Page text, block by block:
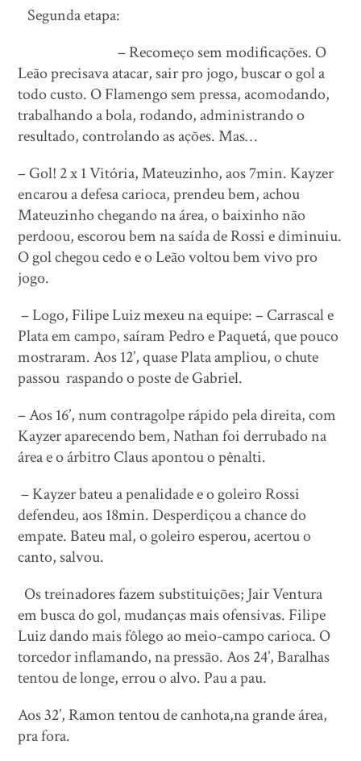
Segunda etapa:
– Recomeço sem modificações. O
Leão precisava atacar, sair pro jogo, buscar o gol a
todo custo. O Flamengo sem pressa, acomodando,
trabalhando a bola, rodando, administrando o
resultado, controlando as ações. Mas…
– Gol! 2 x 1 Vitória, Mateuzinho, aos 7min. Kayzer
encarou a defesa carioca, prendeu bem, achou
Mateuzinho chegando na área, o baixinho não
perdoou, escorou bem na saída de Rossi e diminuiu.
O gol chegou cedo e o Leão voltou bem vivo pro
jogo.
– Logo, Filipe Luiz mexeu na equipe: – Carrascal e
Plata em campo, saíram Pedro e Paquetá, que pouco
mostraram. Aos 12’, quase Plata ampliou, o chute
passou raspando o poste de Gabriel.
– Aos 16’, num contragolpe rápido pela direita, com
Kayzer aparecendo bem, Nathan foi derrubado na
área e o árbitro Claus apontou o pênalti.
– Kayzer bateu a penalidade e o goleiro Rossi
defendeu, aos 18min. Desperdiçou a chance do
empate. Bateu mal, o goleiro esperou, acertou o
canto, salvou.
Os treinadores fazem substituições; Jair Ventura
em busca do gol, mudanças mais ofensivas. Filipe
Luiz dando mais fôlego ao meio-campo carioca. O
torcedor inflamando, na pressão. Aos 24’, Baralhas
tentou de longe, errou o alvo. Pau a pau.
Aos 32’, Ramon tentou de canhota,na grande área,
pra fora.